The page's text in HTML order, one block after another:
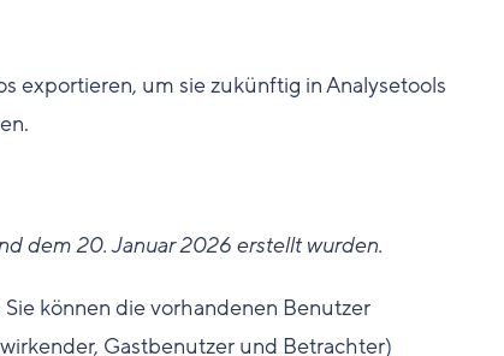
exportieren, um sie zukünftig in Analysetools
dem 20. Januar 2026 erstellt wurden.
können die vorhandenen Benutzer
Gastbenutzer und Betrachter)